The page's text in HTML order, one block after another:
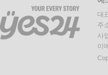
대
주
사
이